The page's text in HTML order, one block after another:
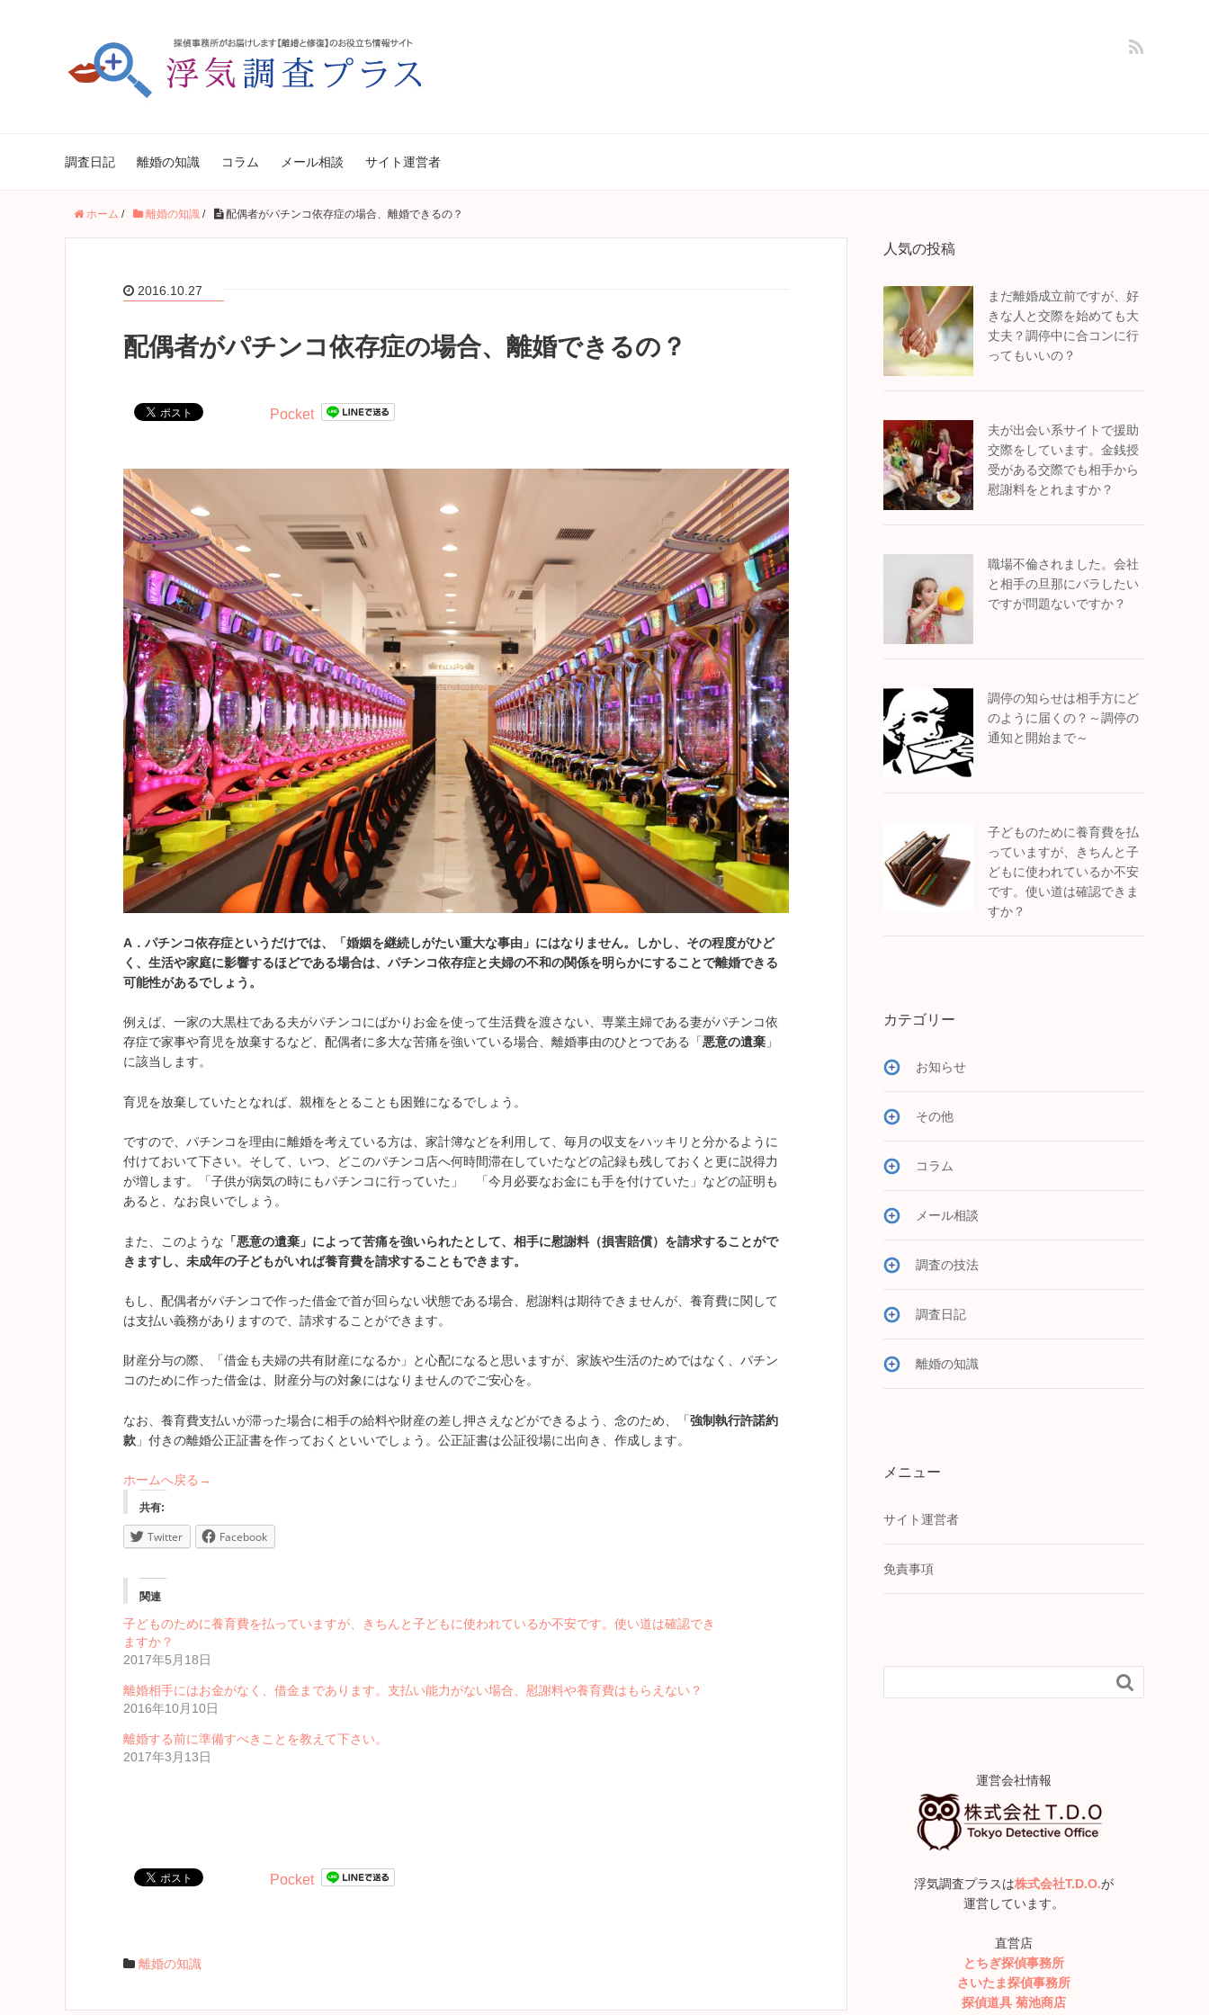
調査日記 離婚の知識 コラム メール相談 サイト運営者
ホーム / 離婚の知識 / 配偶者がパチンコ依存症の場合、離婚できるの？
2016.10.27
配偶者がパチンコ依存症の場合、離婚できるの？
Pocket
A ． パチンコ依存症というだけでは、「婚姻を継続しがたい重大な事由」にはなりません。しかし、その程度がひど
く、生活や家庭に影響するほどである場合は、パチンコ依存症と夫婦の不和の関係を明らかにすることで離婚できる
可能性があるでしょう。
例えば、一家の大黒柱である夫がパチンコにばかりお金を使って生活費を渡さない、専業主婦である妻がパチンコ依
存症で家事や育児を放棄するなど、配偶者に多大な苦痛を強いている場合、離婚事由のひとつである「悪意の遺棄 」
に該当します。
育児を放棄していたとなれば、親権をとることも困難になるでしょう。
ですので、パチンコを理由に離婚を考えている方は、家計簿などを利用して、毎月の収支をハッキリと分かるように
付けておいて下さい。そして、いつ、どこのパチンコ店へ何時間滞在していたなどの記録も残しておくと更に説得力
が増します。「子供が病気の時にもパチンコに行っていた」 「今月必要なお金にも手を付けていた」などの証明も
あると、なお良いでしょう。
また、このような 「悪意の遺棄」によって苦痛を強いられたとして、相手に慰謝料（損害賠償）を請求することがで
きますし、未成年の子どもがいれば養育費を請求することもできます。
もし、配偶者がパチンコで作った借金で首が回らない状態である場合、慰謝料は期待できませんが、養育費に関して
は支払い義務がありますので、請求することができます。
財産分与の際、「借金も夫婦の共有財産になるか」と心配になると思いますが、家族や生活のためではなく、パチン
コのために作った借金は、財産分与の対象にはなりませんのでご安心を。
なお、養育費支払いが滞った場合に相手の給料や財産の差し押さえなどができるよう、念のため、「強制執行許諾約
款 」付きの離婚公正証書を作っておくといいでしょう。公正証書は公証役場に出向き、作成します。
ホームへ戻る→
共有:
Twitter Facebook
関連
子どものために養育費を払っていますが、きちんと子どもに使われているか不安です。使い道は確認でき
ますか？
2017年5月18日
離婚相手にはお金がなく、借金まであります。支払い能力がない場合、慰謝料や養育費はもらえない？
2016年10月10日
離婚する前に準備すべきことを教えて下さい。
2017年3月13日
Pocket
離婚の知識
人気の投稿
まだ離婚成立前ですが、好
きな人と交際を始めても大
丈夫？調停中に合コンに行
ってもいいの？
夫が出会い系サイトで援助
交際をしています。金銭授
受がある交際でも相手から
慰謝料をとれますか？
職場不倫されました。会社
と相手の旦那にバラしたい
ですが問題ないですか？
調停の知らせは相手方にど
のように届くの？～調停の
通知と開始まで～
子どものために養育費を払
っていますが、きちんと子
どもに使われているか不安
です。使い道は確認できま
すか？
カテゴリー
お知らせ
その他
コラム
メール相談
調査の技法
調査日記
離婚の知識
メニュー
サイト運営者
免責事項

運営会社情報
浮気調査プラスは株式会社T.D.O.が
運営しています。
直営店
とちぎ探偵事務所
さいたま探偵事務所
探偵道具 菊池商店